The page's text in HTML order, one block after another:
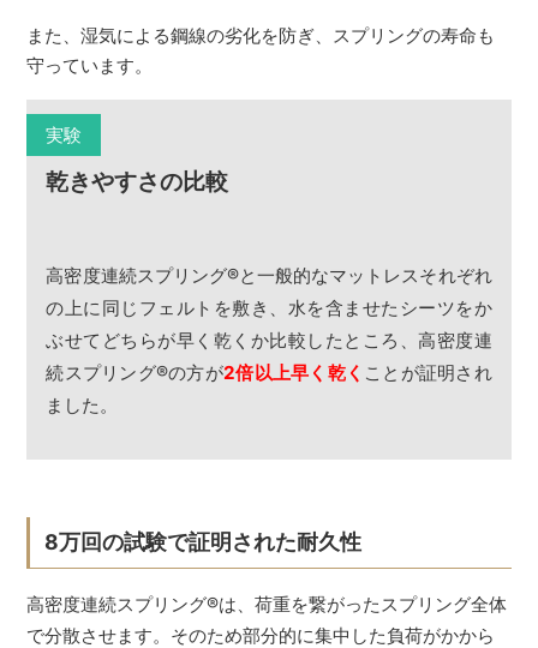
また、湿気による鋼線の劣化を防ぎ、スプリングの寿命も
守っています。
実験
乾きやすさの比較
高密度連続スプリング®と一般的なマットレスそれぞれ
の上に同じフェルトを敷き、水を含ませたシーツをか
ぶせてどちらが早く乾くか比較したところ、高密度連
続スプリング®の方が2倍以上早く乾く ことが証明され
ました。
8万回の試験で証明された耐久性
高密度連続スプリング®は、荷重を繋がったスプリング全体
で分散させます。そのため部分的に集中した負荷がかから